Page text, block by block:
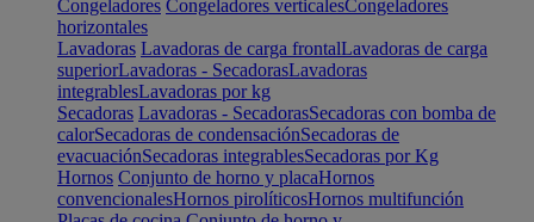
Congeladores Congeladores verticalesCongeladores
horizontales
Lavadoras Lavadoras de carga frontalLavadoras de carga
superiorLavadoras - SecadorasLavadoras
integrablesLavadoras por kg
Secadoras Lavadoras - SecadorasSecadoras con bomba de
calorSecadoras de condensaciónSecadoras de
evacuaciónSecadoras integrablesSecadoras por Kg
Hornos Conjunto de horno y placaHornos
convencionalesHornos pirolíticosHornos multifunción